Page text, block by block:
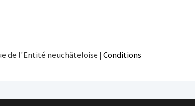
de l'Entité neuchâteloise |Conditions